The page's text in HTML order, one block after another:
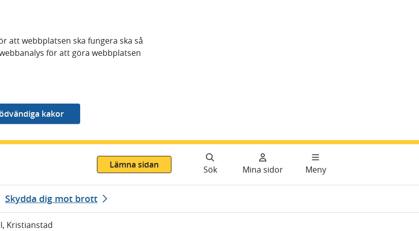
att webbplatsen ska fungera ska så
för att göra webbplatsen
Lämna sidan
Sök Mina sidor Meny
Skydda dig mot brott
Kristianstad